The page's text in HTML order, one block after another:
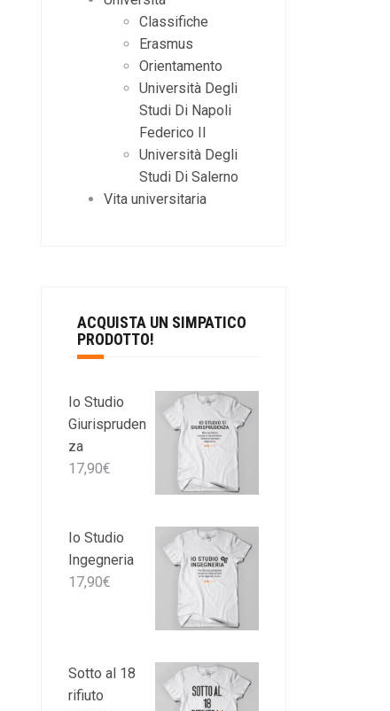
Classifiche
Erasmus
Orientamento
Università Degli
Studi Di Napoli
Federico II
Università Degli
Studi Di Salerno
Vita universitaria
ACQUISTA UN SIMPATICO
PRODOTTO!
Io Studio
Giurispruden
za
17,90€
Io Studio
Ingegneria
17,90€
Sotto al 18
rifiuto